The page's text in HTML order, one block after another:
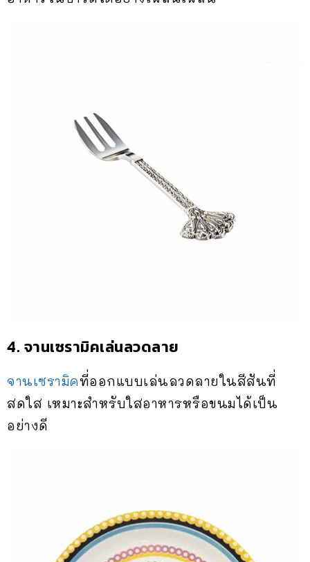
4. จานเซรามิคเล่นลวดลาย
จานเซรามิคที่ออกแบบเล่นลวดลายในสีสันที่
สดใส เหมาะสำหรับใสอาหารหรือขนมได้เป็น
อย่างดี